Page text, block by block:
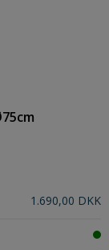
1.690,00 DKK